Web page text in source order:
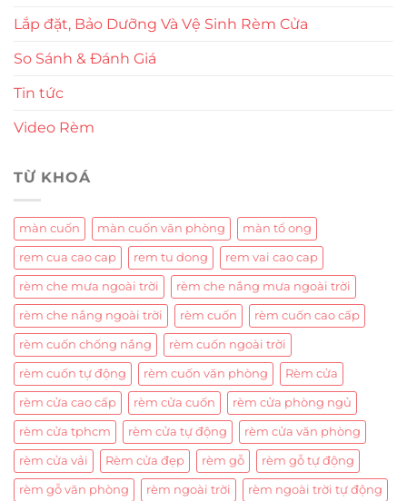
Lắp đặt, Bảo Dưỡng Và Vệ Sinh Rèm Cửa
So Sánh & Đánh Giá
Tin tức
Video Rèm
TỪ KHOÁ
màn cuốn màn cuốn văn phòng màn tổ ong
rem cua cao cap rem tu dong rem vai cao cap
rèm che mưa ngoài trời rèm che nắng mưa ngoài trời
rèm che nắng ngoài trời rèm cuốn rèm cuốn cao cấp
rèm cuốn chống nắng rèm cuốn ngoài trời
rèm cuốn tự động rèm cuốn văn phòng Rèm cửa
rèm cửa cao cấp rèm cửa cuốn rèm cửa phòng ngủ
rèm cửa tphcm rèm cửa tự động rèm cửa văn phòng
rèm cửa vải Rèm cửa đẹp rèm gỗ rèm gỗ tự động
rèm gỗ văn phòng rèm ngoài trời rèm ngoài trời tự động